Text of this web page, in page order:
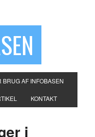
BRUG AF INFOBASEN
KONTAKT
i